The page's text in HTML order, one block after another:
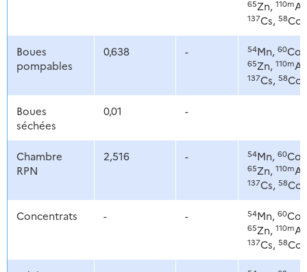
65Zn, 110m
137Cs, 58Co
Boues
pompables
0,638 - 54Mn, 60Co,
65Zn, 110m
137Cs, 58Co
Boues
séchées
0,01 -
Chambre
RPN
2,516 - 54Mn, 60Co,
65Zn, 110m
137Cs, 58Co
Concentrats - - 54Mn, 60Co,
65Zn, 110m
137Cs, 58Co